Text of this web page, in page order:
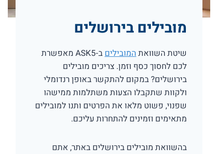
מובילים בירושלים
שיטת השוואתהמובילים
ב-ASK5 מאפשרת
לכם לחסוך כסף וזמן. צריכים מובילים
בירושלים? במקום להתקשר באופן רנדומלי
ולקוות שתקבלו הצעות משתלמות ממישהו
שפנוי, פשוט מלאו את הפרטים ותנו למובילים
מתאימים וזמינים להתחרות עליכם.
בהשוואת מובילים בירושלים באתר, אתם